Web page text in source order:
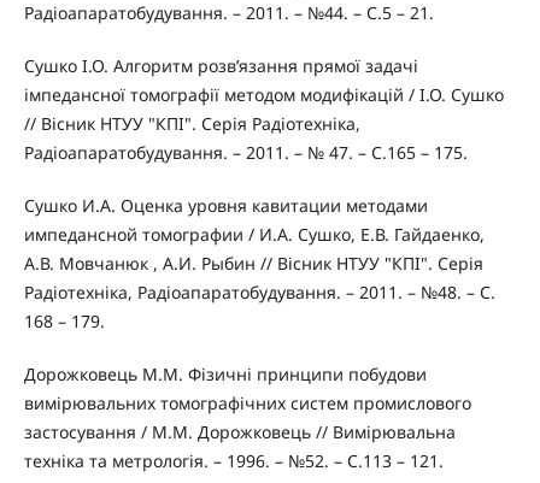
Радіоапаратобудування. – 2011. – №44. – С.5 – 21.
Сушко І.О. Алгоритм розв’язання прямої задачі
імпедансної томографії методом модифікацій / І.О. Сушко
// Вісник НТУУ "КПІ". Серія Радіотехніка,
Радіоапаратобудування. – 2011. – № 47. – С.165 – 175.
Сушко И.А. Оценка уровня кавитации методами
импедансной томографии / И.А. Сушко, Е.В. Гайдаенко,
А.В. Мовчанюк , А.И. Рыбин // Вісник НТУУ "КПІ". Серія
Радіотехніка, Радіоапаратобудування. – 2011. – №48. – С.
168 – 179.
Дорожковець М.М. Фізичні принципи побудови
вимірювальних томографічних систем промислового
застосування / М.М. Дорожковець // Вимірювальна
техніка та метрологія. – 1996. – №52. – С.113 – 121.